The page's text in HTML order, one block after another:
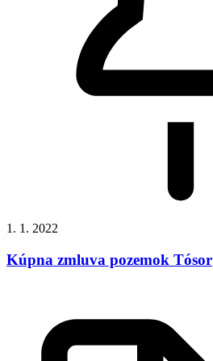
1. 1. 2022
Kúpna zmluva pozemok Tósor